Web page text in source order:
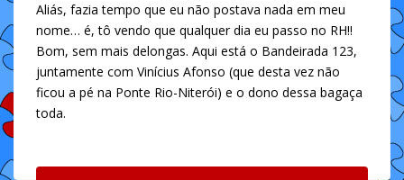
Aliás, fazia tempo que eu não postava nada em meu
nome… é, tô vendo que qualquer dia eu passo no RH!!
Bom, sem mais delongas. Aqui está o Bandeirada 123,
juntamente com Vinícius Afonso (que desta vez não
ficou a pé na Ponte Rio-Niterói) e o dono dessa bagaça
toda.